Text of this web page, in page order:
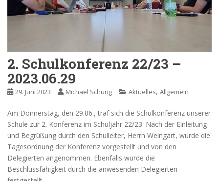
2. Schulkonferenz 22/23 –
2023.06.29
29. Juni 2023 Michael Schurig Aktuelles, Allgemein
Am Donnerstag, den 29.06., traf sich die Schulkonferenz unserer
Schule zur 2. Konferenz im Schuljahr 22/23. Nach der Einleitung
und Begrüßung durch den Schulleiter, Herrn Weingart, wurde die
Tagesordnung der Konferenz vorgestellt und von den
Delegierten angenommen. Ebenfalls wurde die
Beschlussfähigkeit durch die anwesenden Delegierten